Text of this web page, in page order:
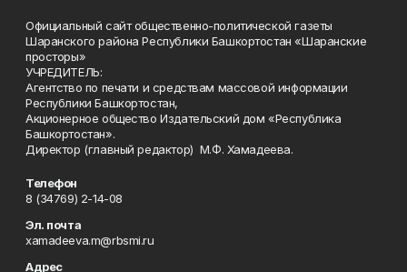
Официальный сайт общественно-политической газеты
Шаранского района Республики Башкортостан «Шаранские
просторы»
УЧРЕДИТЕЛЬ:
Агентство по печати и средствам массовой информации
Республики Башкортостан,
Акционерное общество Издательский дом «Республика
Башкортостан».
Директор (главный редактор) М.Ф. Хамадеева.
Телефон
8 (34769) 2-14-08
Эл. почта
xamadeeva.m@rbsmi.ru
Адрес